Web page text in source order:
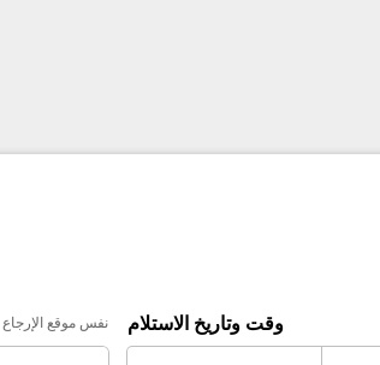
نفس موقع الإرجاع وقت وتاريخ الاستلام